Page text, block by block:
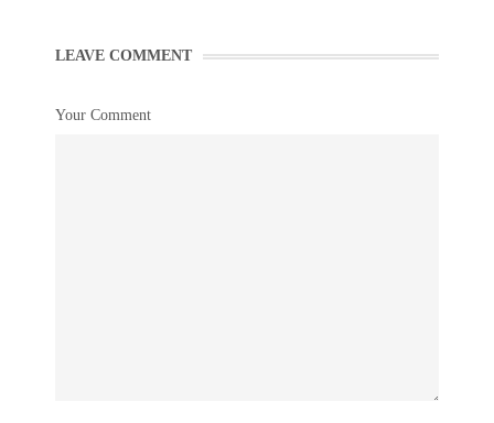
LEAVE COMMENT
Your Comment